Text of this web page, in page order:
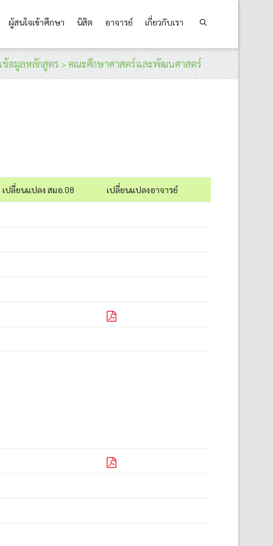
ผู้สนใจเข้าศึกษา นิสิต อาจารย์ เกี่ยวกับเรา
ข้อมูลหลักสูตร > คณะศึกษาศาสตร์และพัฒนศาสตร์
เปลี่ยนแปลง สมอ.08 เปลี่ยนแปลงอาจารย์